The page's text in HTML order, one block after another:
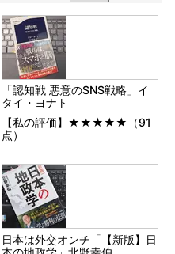
「認知戦 悪意のSNS戦略」イ
タイ・ヨナト
【私の評価】★★★★★（91
点）
日本は外交オンチ「【新版】日